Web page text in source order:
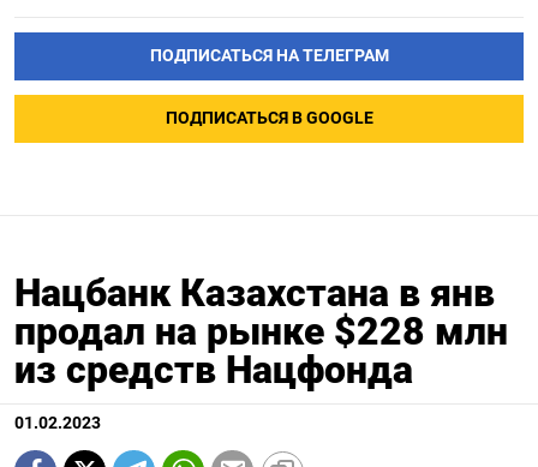
ПОДПИСАТЬСЯ НА ТЕЛЕГРАМ
ПОДПИСАТЬСЯ В GOOGLE
Нацбанк Казахстана в янв
продал на рынке $228 млн
из средств Нацфонда
01.02.2023